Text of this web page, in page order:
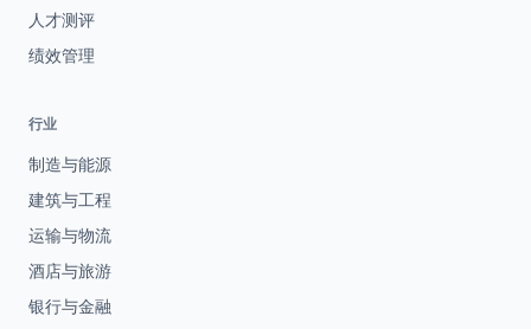
人才测评
绩效管理
行业
制造与能源
建筑与工程
运输与物流
酒店与旅游
银行与金融